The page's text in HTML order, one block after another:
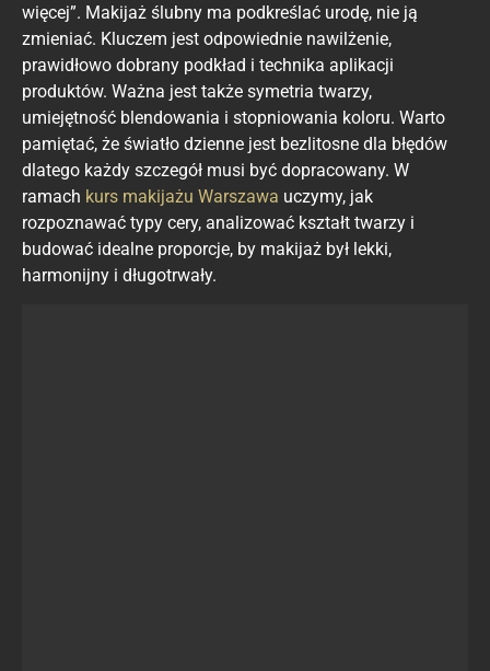
więcej”. Makijaż ślubny ma podkreślać urodę, nie ją
zmieniać. Kluczem jest odpowiednie nawilżenie,
prawidłowo dobrany podkład i technika aplikacji
produktów. Ważna jest także symetria twarzy,
umiejętność blendowania i stopniowania koloru. Warto
pamiętać, że światło dzienne jest bezlitosne dla błędów
dlatego każdy szczegół musi być dopracowany. W
ramach kurs makijażu Warszawa uczymy, jak
rozpoznawać typy cery, analizować kształt twarzy i
budować idealne proporcje, by makijaż był lekki,
harmonijny i długotrwały.